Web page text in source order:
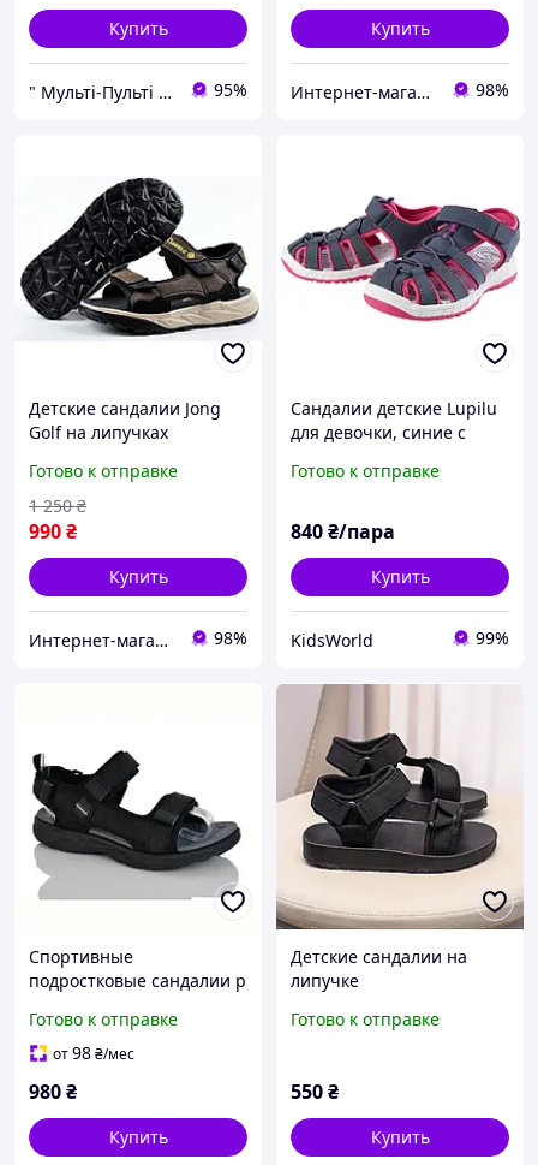
Купить
" Мульті-Пульті " Дитячий одяг, взуття та іграшки! 95%
Купить
Интернет-магазин "Streetmoda" 98%
Детские сандалии Jong
Golf на липучках
Готово к отправке
990₴
1 250 ₴
Купить
Интернет-магазин "Streetmoda" 98%
Сандалии детские Lupilu
для девочки, синие с
носок, на липучках;
Готово к отправке
840₴/пара
Купить
KidsWorld 99%
Спортивные
подростковые сандалии р
мальчика стелька 23 см
детские летние чёрные
Готово к отправке
от98₴/мес
980₴
Купить
Детские сандалии на
липучке
Готово к отправке
550₴
Купить